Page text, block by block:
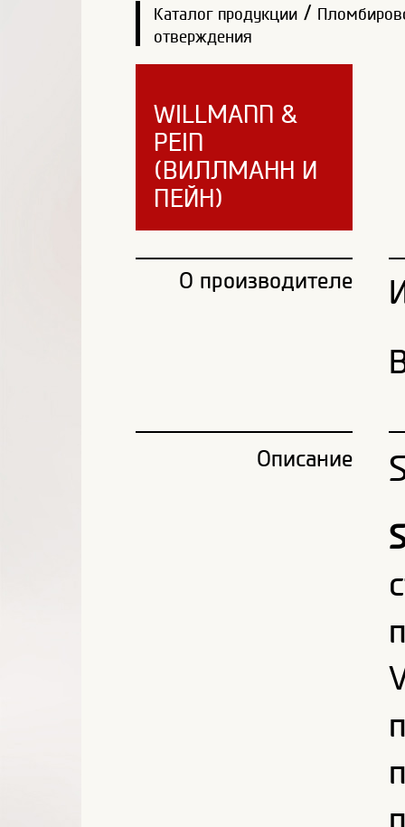
Каталог продукции /
отверждения
WILLMANN &
PEIN
(ВИЛЛМАНН И
ПЕЙН)
О производителе
Описание